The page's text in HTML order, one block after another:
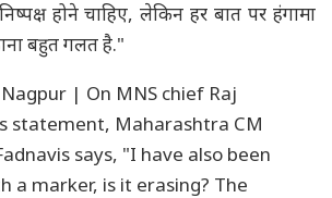
होने चाहिए, लेकिन हर बात पर हंगामा
बहुत गलत है."
| On MNS chief Raj
statement, Maharashtra CM
says, "I have also been
a marker, is it erasing? The